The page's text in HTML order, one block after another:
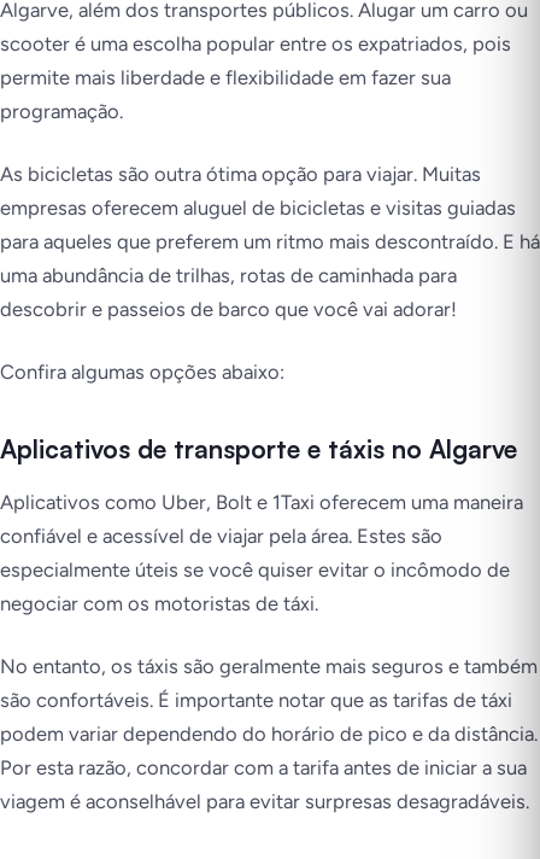
Algarve, além dos transportes públicos. Alugar um carro ou
scooter é uma escolha popular entre os expatriados, pois
permite mais liberdade e flexibilidade em fazer sua
programação.
As bicicletas são outra ótima opção para viajar. Muitas
empresas oferecem aluguel de bicicletas e visitas guiadas
para aqueles que preferem um ritmo mais descontraído. E há
uma abundância de trilhas, rotas de caminhada para
descobrir e passeios de barco que você vai adorar!
Confira algumas opções abaixo:
Aplicativos de transporte e táxis no Algarve
Aplicativos como Uber, Bolt e 1Taxi oferecem uma maneira
confiável e acessível de viajar pela área. Estes são
especialmente úteis se você quiser evitar o incômodo de
negociar com os motoristas de táxi.
No entanto, os táxis são geralmente mais seguros e também
são confortáveis. É importante notar que as tarifas de táxi
podem variar dependendo do horário de pico e da distância.
Por esta razão, concordar com a tarifa antes de iniciar a sua
viagem é aconselhável para evitar surpresas desagradáveis.